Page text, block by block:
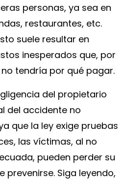
personas, ya sea en
restaurantes, etc.
suele resultar en
inesperados que, por
tendría por qué pagar.
del propietario
del accidente no
que la ley exige pruebas
las víctimas, al no
pueden perder su
prevenirse. Siga leyendo,